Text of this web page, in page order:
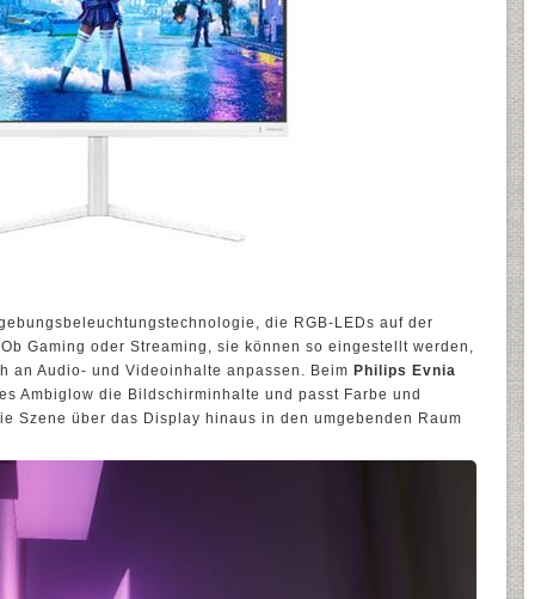
die RGB-LEDs auf der
Gaming oder Streaming, sie können so eingestellt werden,
an Audio- und Videoinhalte anpassen. Beim Philips Evnia
Ambiglow die Bildschirminhalte und passt Farbe und
Szene über das Display hinaus in den umgebenden Raum